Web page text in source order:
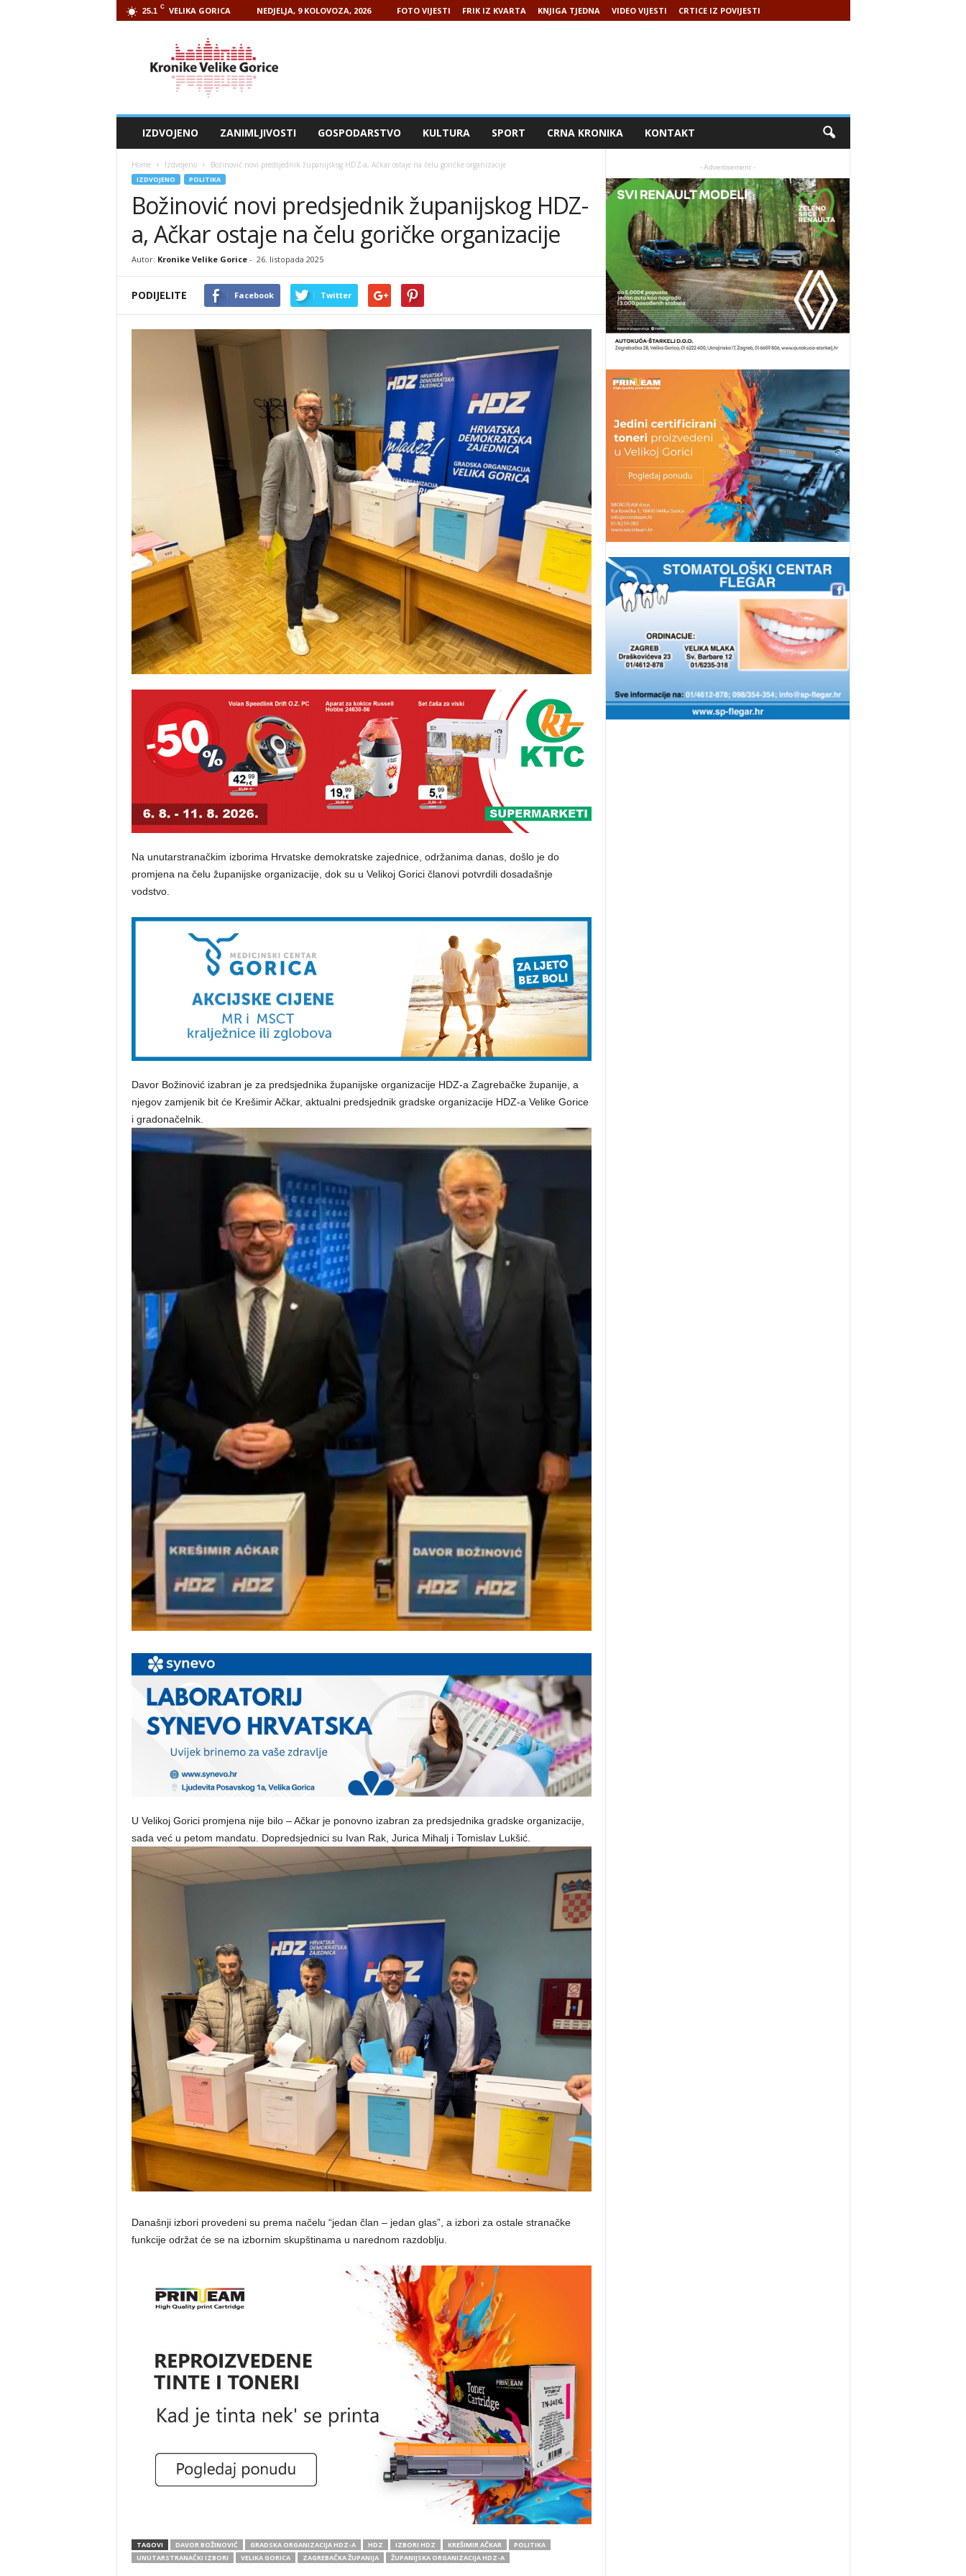
25.1 C VELIKA GORICA NEDJELJA, 9 KOLOVOZA, 2026 FOTO VIJESTI FRIK IZ KVARTA KNJIGA TJEDNA VIDEO VIJESTI CRTICE IZ POVIJESTI
IZDVOJENO ZANIMLJIVOSTI GOSPODARSTVO KULTURA SPORT CRNA KRONIKA KONTAKT
Home Izdvojeno Božinović novi predsjednik županijskog HDZ-a, Ačkar ostaje na čelu goričke organizacije
IZDVOJENO POLITIKA
Božinović novi predsjednik županijskog HDZ-
a, Ačkar ostaje na čelu goričke organizacije
Autor: Kronike Velike Gorice- 26. listopada 2025
PODIJELITE Facebook Twitter
Na unutarstranačkim izborima Hrvatske demokratske zajednice, održanima danas, došlo je do
promjena na čelu županijske organizacije, dok su u Velikoj Gorici članovi potvrdili dosadašnje
vodstvo.
Davor Božinović izabran je za predsjednika županijske organizacije HDZ-a Zagrebačke županije, a
njegov zamjenik bit će Krešimir Ačkar, aktualni predsjednik gradske organizacije HDZ-a Velike Gorice
i gradonačelnik.
U Velikoj Gorici promjena nije bilo – Ačkar je ponovno izabran za predsjednika gradske organizacije,
sada već u petom mandatu. Dopredsjednici su Ivan Rak, Jurica Mihalj i Tomislav Lukšić.
Današnji izbori provedeni su prema načelu “jedan član – jedan glas”, a izbori za ostale stranačke
funkcije održat će se na izbornim skupštinama u narednom razdoblju.
TAGOVI DAVOR BOŽINOVIĆ GRADSKA ORGANIZACIJA HDZ-A HDZ IZBORI HDZ KREŠIMIR AČKAR
POLITIKA
UNUTARSTRANAČKI IZBORI
VELIKA GORICA ZAGREBAČKA ŽUPANIJA ŽUPANIJSKA ORGANIZACIJA HDZ-A
- Advertisement -